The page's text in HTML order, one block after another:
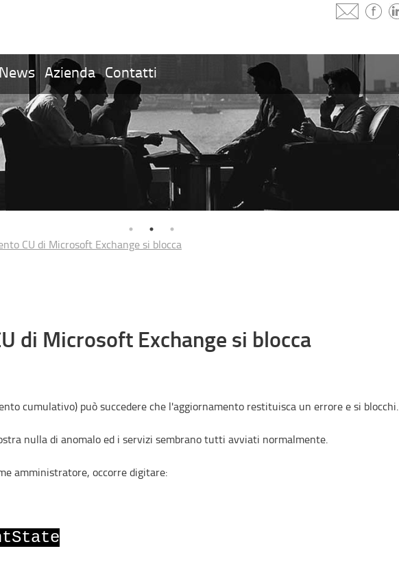
News Azienda Contatti
CU di Microsoft Exchange si blocca
di Microsoft Exchange si blocca
cumulativo) può succedere che l'aggiornamento restituisca un errore e si blocchi.
nulla di anomalo ed i servizi sembrano tutti avviati normalmente.
amministratore, occorre digitare: